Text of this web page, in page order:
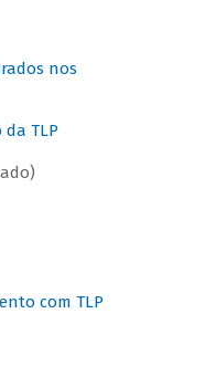
nos
TLP
com TLP